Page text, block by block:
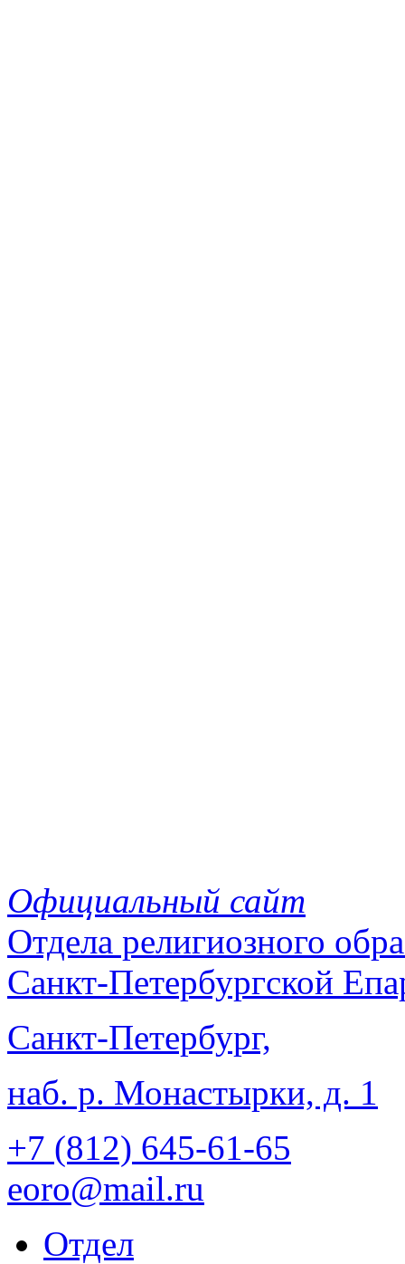
Официальный сайт
Отдела религиозного
Санкт-Петербургской
Санкт-Петербург,
наб. р. Монастырки, д. 1
+7 (812) 645-61-65
eoro@mail.ru
Отдел